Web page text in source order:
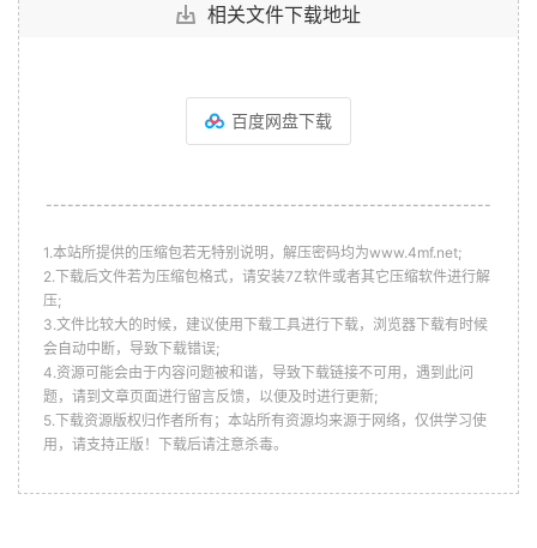
相关文件下载地址
百度网盘下载
--------------------------------------------------------------
1.本站所提供的压缩包若无特别说明，解压密码均为www.4mf.net;
2.下载后文件若为压缩包格式，请安装7Z软件或者其它压缩软件进行解
压;
3.文件比较大的时候，建议使用下载工具进行下载，浏览器下载有时候
会自动中断，导致下载错误;
4.资源可能会由于内容问题被和谐，导致下载链接不可用，遇到此问
题，请到文章页面进行留言反馈，以便及时进行更新;
5.下载资源版权归作者所有；本站所有资源均来源于网络，仅供学习使
用，请支持正版！下载后请注意杀毒。